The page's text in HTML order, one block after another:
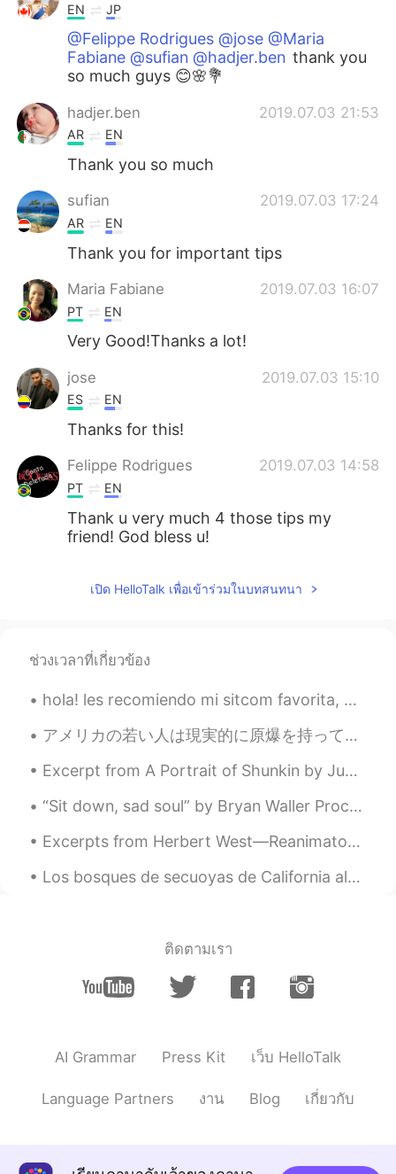
EN JP
@Felippe Rodrigues @jose @Maria
Fabiane @sufian @hadjer.ben thank you
so much guys 😊🌸💐
hadjer.ben 2019.07.03 21:53
AR EN
Thank you so much
sufian 2019.07.03 17:24
AR EN
Thank you for important tips
Maria Fabiane 2019.07.03 16:07
PT EN
Very Good!Thanks a lot!
jose 2019.07.03 15:10
ES EN
Thanks for this!
Felippe Rodrigues 2019.07.03 14:58
PT EN
Thank u very much 4 those tips my
friend! God bless u!
เปิด HelloTalk เพื่อเข้าร่วมในบทสนทนา
ช่วงเวลาที่เกี่ยวข้อง
hola! les recomiendo mi sitcom favorita, The Big Bang Theory. Terminó en 2019 y hay más de 200 ep...
アメリカの若い人は現実的に原爆を持って国を守ることについて真剣に考えるかどうかはわかりません。しかし、どう考えてもこの若い人の考え方は思ったより偉いです。現代の世界はちょっと暗いけれども、将来は...
Excerpt from A Portrait of Shunkin by Jun'ichirō Tanizaki. Part 4 of 5. Shunkin had a mass of s...
“Sit down, sad soul” by Bryan Waller Procter. SIT down, sad soul, and count The moments flying...
Excerpts from Herbert West—Reanimator by H.P. Lovecraft. I. FROM THE DARK Memories and possibi...
Los bosques de secuoyas de California albergan los árboles más grandes del mundo. El más grand...
ติดตามเรา
AI Grammar Press Kit เว็บ HelloTalk
Language Partners งาน Blog เกี่ยวกับ